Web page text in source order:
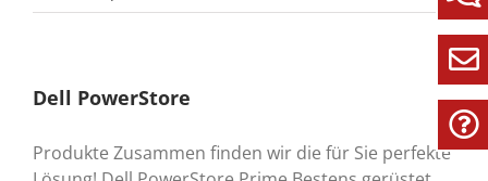
Datacenter
Dell PowerStore
Produkte Zusammen finden wir die für Sie perfekte